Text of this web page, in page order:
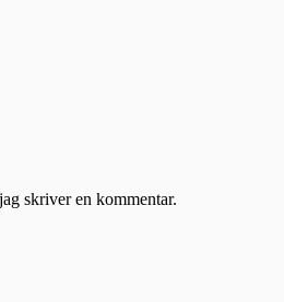
skriver en kommentar.